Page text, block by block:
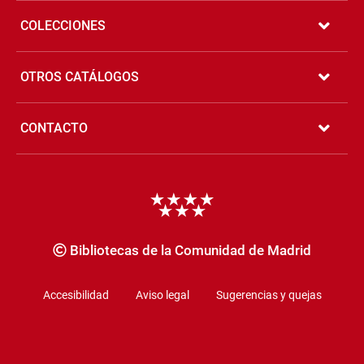
COLECCIONES
OTROS CATÁLOGOS
CONTACTO
Bibliotecas de la Comunidad de Madrid
Accesibilidad Aviso legal Sugerencias y quejas